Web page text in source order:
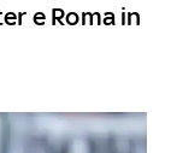
e Roma in